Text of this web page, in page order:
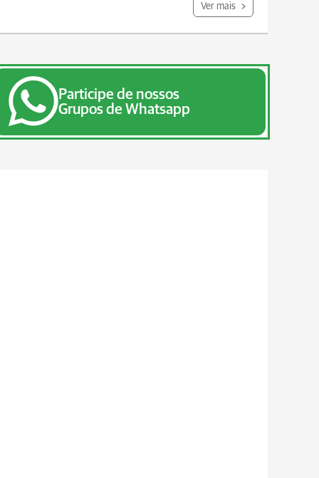
Ver mais
Participe de nossos
Grupos de Whatsapp